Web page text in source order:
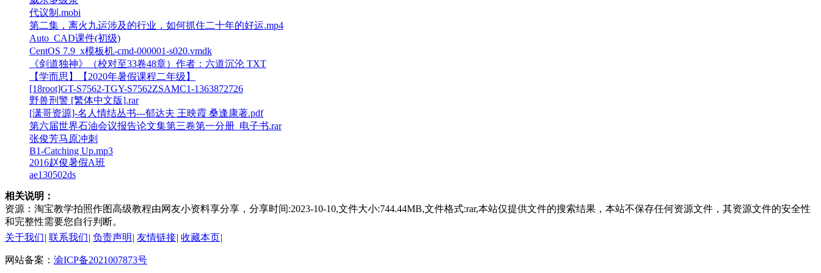
代议制.mobi
第二集，离火九运涉及的行业，如何抓住二十年的好运.mp4
Auto_CAD课件(初级)
CentOS 7.9_x模板机-cmd-000001-s020.vmdk
《剑道独神》（校对至33卷48章）作者：六道沉沦 TXT
【学而思】【2020年暑假课程二年级】
[18root]GT-S7562-TGY-S7562ZSAMC1-1363872726
野兽刑警 [繁体中文版].rar
[潇哥资源]-名人情结丛书---郁达夫 王映霞 桑逢康著.pdf
第六届世界石油会议报告论文集第三卷第一分册_电子书.rar
张俊芳马原冲刺
B1-Catching Up.mp3
2016赵俊暑假A班
ae130502ds
相关说明：
资源：淘宝教学拍照作图高级教程由网友小资料享分享，分享时间:2023-10-10,文件大小:744.44MB,文件格式:rar,本站仅提供文件的搜索结果，本站不保存任何资源文件，其资源文件的安全性
和完整性需要您自行判断。
关于我们| 联系我们| 负责声明 | 友情链接| 收藏本页|
网站备案： 渝ICP备2021007873号